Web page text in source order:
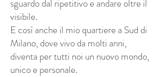
sguardo dal ripetitivo e andare oltre il
visibile.
E così anche il mio quartiere a Sud di
Milano, dove vivo da molti anni,
diventa per tutti noi un nuovo mondo,
unico e personale.